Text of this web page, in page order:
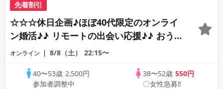
先着割引
☆☆☆休日企画♪ほぼ40代限定のオンライ
ン婚活♪♪ リモートの出会い応援♪♪ おう
ちで乾杯しませんか♪♪ ☆全国の方が対象
PARTY!!
オンライン 8/8（土） 22:15〜
40〜53歳 2,500円
参加者調整中
38〜52歳 550円
〇女性急募‼